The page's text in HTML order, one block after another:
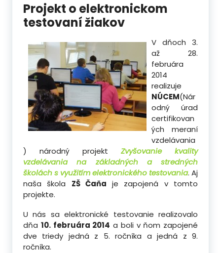
Projekt o elektronickom
testovaní žiakov
V dňoch 3.
až 28.
februára
2014
realizuje
NÚCEM(Nár
odný úrad
certifikovan
ých meraní
vzdelávania
) národný projekt Zvyšovanie kvality
vzdelávania na základných a stredných
školách s využitím elektronického testovania. Aj
naša škola ZŠ Čaňa je zapojená v tomto
projekte.
U nás sa elektronické testovanie realizovalo
dňa 10. februára 2014 a boli v ňom zapojené
dve triedy jedná z 5. ročníka a jedná z 9.
ročníka.